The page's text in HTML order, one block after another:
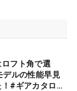
フト角で選
ルの性能早見
#ギアカタログ